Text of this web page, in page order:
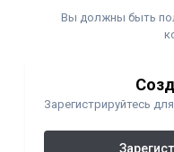
Вы должны быть
Зарегистрируйтесь